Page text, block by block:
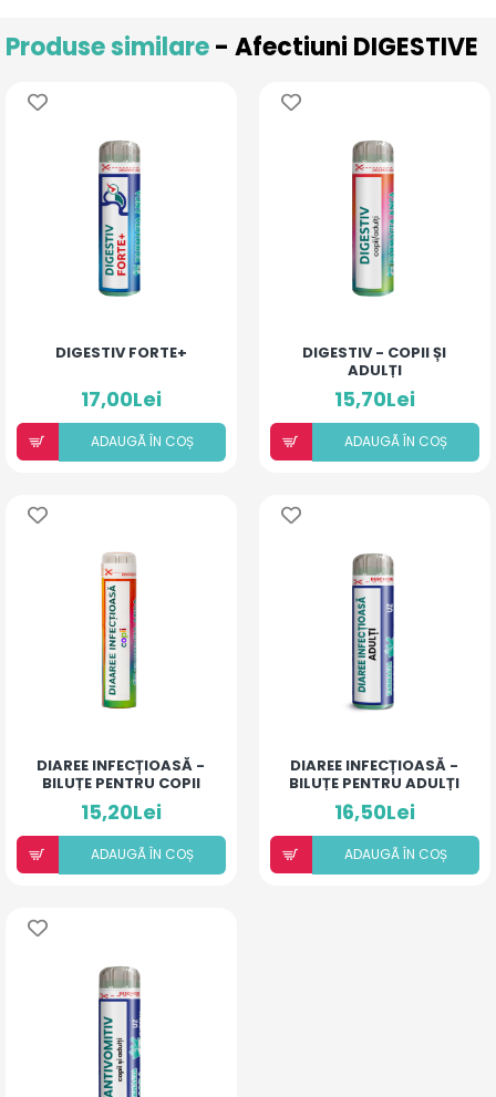
Produse similare- Afectiuni DIGESTIVE
DIGESTIV FORTE+
17,00Lei
ADAUGÃ ÎN COȘ
DIGESTIV - COPII ȘI
ADULȚI
15,70Lei
ADAUGÃ ÎN COȘ
DIAREE INFECȚIOASĂ -
BILUȚE PENTRU COPII
15,20Lei
ADAUGÃ ÎN COȘ
DIAREE INFECȚIOASĂ -
BILUȚE PENTRU ADULȚI
16,50Lei
ADAUGÃ ÎN COȘ